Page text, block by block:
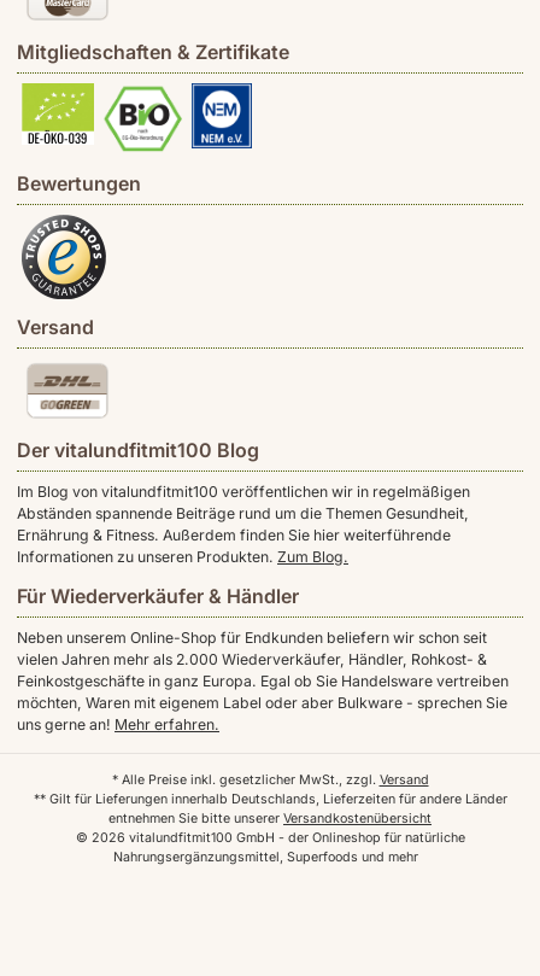
Mitgliedschaften & Zertifikate
Bewertungen
Versand
Der vitalundfitmit100 Blog
Im Blog von vitalundfitmit100 veröffentlichen wir in regelmäßigen
Abständen spannende Beiträge rund um die Themen Gesundheit,
Ernährung & Fitness. Außerdem finden Sie hier weiterführende
Informationen zu unseren Produkten. Zum Blog.
Für Wiederverkäufer & Händler
Neben unserem Online-Shop für Endkunden beliefern wir schon seit
vielen Jahren mehr als 2.000 Wiederverkäufer, Händler, Rohkost- &
Feinkostgeschäfte in ganz Europa. Egal ob Sie Handelsware vertreiben
möchten, Waren mit eigenem Label oder aber Bulkware - sprechen Sie
uns gerne an! Mehr erfahren.
© 2026 vitalundfitmit100 GmbH - der Onlineshop für natürliche
Nahrungsergänzungsmittel, Superfoods und mehr
* Alle Preise inkl. gesetzlicher MwSt., zzgl. Versand
** Gilt für Lieferungen innerhalb Deutschlands, Lieferzeiten für andere Länder
entnehmen Sie bitte unserer Versandkostenübersicht